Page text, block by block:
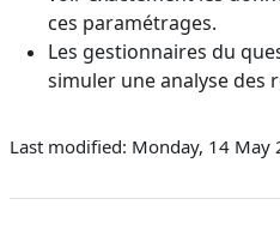
ces paramétrages.
Les gestionnaires du
simuler une analyse des
Last modified: Monday, 14 May